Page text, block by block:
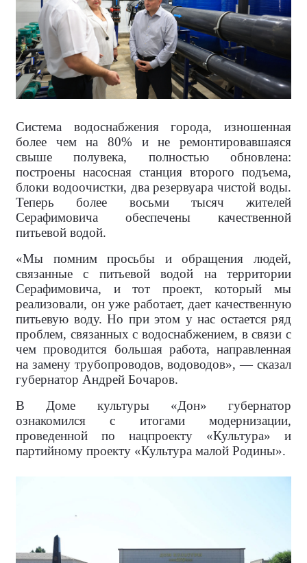
Система водоснабжения города, изношенная
более чем на 80% и не ремонтировавшаяся
свыше полувека, полностью обновлена:
построены насосная станция второго подъема,
блоки водоочистки, два резервуара чистой воды.
Теперь более восьми тысяч жителей
Серафимовича обеспечены качественной
питьевой водой.
«Мы помним просьбы и обращения людей,
связанные с питьевой водой на территории
Серафимовича, и тот проект, который мы
реализовали, он уже работает, дает качественную
питьевую воду. Но при этом у нас остается ряд
проблем, связанных с водоснабжением, в связи с
чем проводится большая работа, направленная
на замену трубопроводов, водоводов», — сказал
губернатор Андрей Бочаров.
В Доме культуры «Дон» губернатор
ознакомился с итогами модернизации,
проведенной по нацпроекту «Культура» и
партийному проекту «Культура малой Родины».